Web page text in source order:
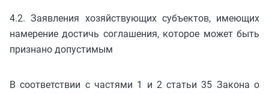
4.2. Заявления хозяйствующих субъектов, имеющих
намерение достичь соглашения, которое может быть
признано допустимым
В соответствии с частями 1 и 2 статьи 35 Закона о